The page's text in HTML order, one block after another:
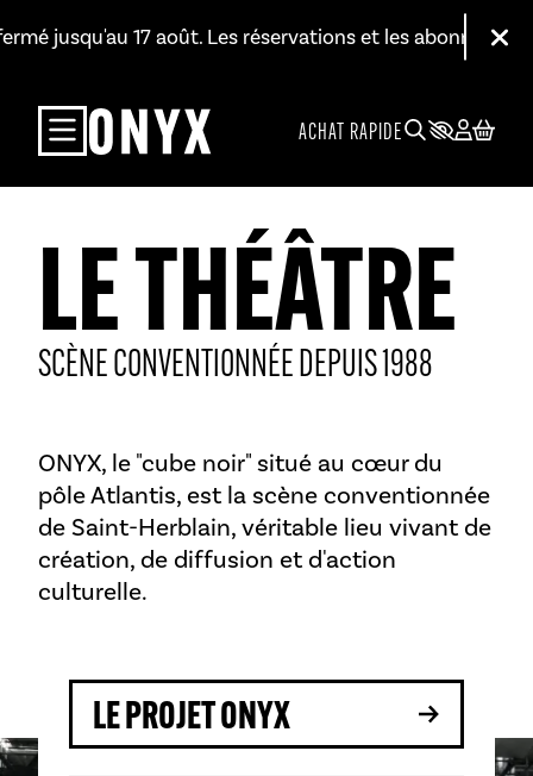
jusqu'au 17 août. Les réservations et les
ACHAT RAPIDE
LE THÉÂTRE
SCÈNE CONVENTIONNÉE DEPUIS 1988
ONYX, le "cube noir" situé au cœur du
pôle Atlantis, est la scène conventionnée
de Saint-Herblain, véritable lieu vivant de
création, de diffusion et d'action
culturelle.
LE PROJET ONYX